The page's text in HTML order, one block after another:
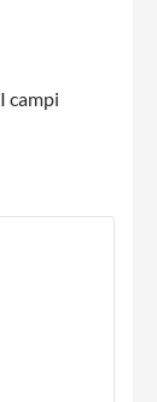
I campi